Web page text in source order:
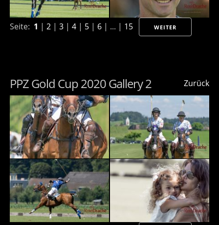
Seite: 1 | 2 | 3 | 4 | 5 | 6 | ... | 15 WEITER
Zurück
PPZ Gold Cup 2020 Gallery 2